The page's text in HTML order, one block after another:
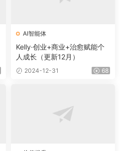
AI智能体
Kelly·创业+商业+治愈赋能个
人成长（更新12月）
2024-12-31 68